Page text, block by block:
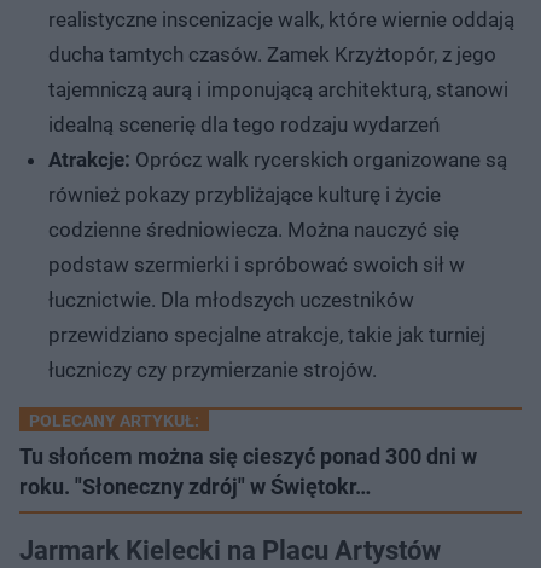
realistyczne inscenizacje walk, które wiernie oddają
ducha tamtych czasów. Zamek Krzyżtopór, z jego
tajemniczą aurą i imponującą architekturą, stanowi
idealną scenerię dla tego rodzaju wydarzeń
Atrakcje: Oprócz walk rycerskich organizowane są
również pokazy przybliżające kulturę i życie
codzienne średniowiecza. Można nauczyć się
podstaw szermierki i spróbować swoich sił w
łucznictwie. Dla młodszych uczestników
przewidziano specjalne atrakcje, takie jak turniej
łuczniczy czy przymierzanie strojów.
POLECANY ARTYKUŁ:
Tu słońcem można się cieszyć ponad 300 dni w
roku. "Słoneczny zdrój" w Świętokr…
Jarmark Kielecki na Placu Artystów